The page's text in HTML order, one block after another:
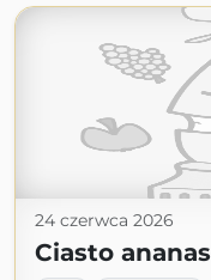
24 czerwca 2026
Ciasto